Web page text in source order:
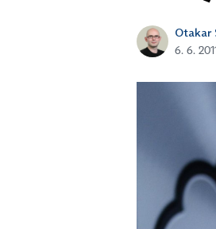
Otakar
6. 6.